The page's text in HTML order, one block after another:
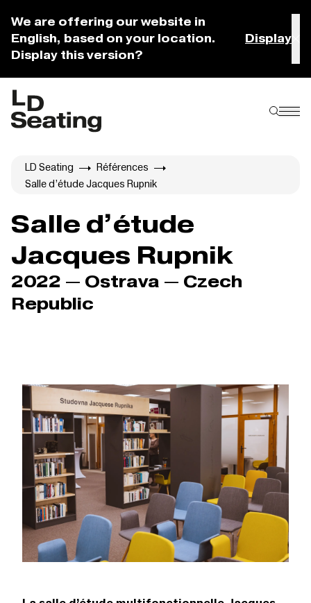
We are offering our website in
English, based on your location.
Display this version?
Display
LD Seating
Références
Salle d’étude Jacques Rupnik
Salle d’étude
Jacques Rupnik
2022 — Ostrava — Czech
Republic